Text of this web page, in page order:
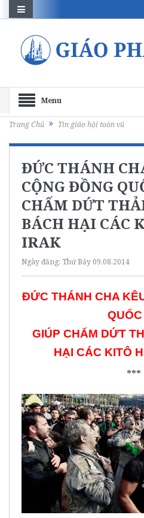
Menu
Trang Chủ Tin giáo hội toàn vũ
ĐỨC THÁNH
CỘNG ĐỒNG
CHẤM DỨT
BÁCH HẠI CÁC
IRAK
Ngày đăng: Thứ Bảy 09.08.2014
ĐỨC THÁNH CHA
GIÚP CHẤM DỨT
HẠI CÁC KITÔ
***